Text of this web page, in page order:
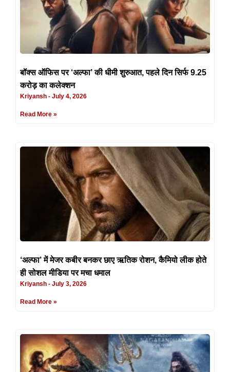
बॉक्स ऑफिस पर ‘अल्फा’ की धीमी शुरुआत, पहले दिन सिर्फ 9.25
करोड़ का कलेक्शन
Kriyansh July 4, 2026
Read More »
‘अल्फा’ में मेजर कबीर बनकर छाए ऋतिक रोशन, कैमियो लीक होते
ही सोशल मीडिया पर मचा धमाल
Kriyansh July 3, 2026
Read More »